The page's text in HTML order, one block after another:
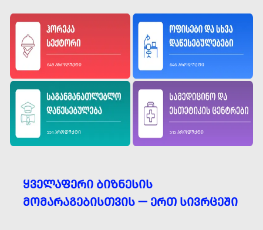
649 ᲞᲠᲝᲓᲣᲥᲢᲘ 646 ᲞᲠᲝᲓᲣᲥᲢᲘ
551 ᲞᲠᲝᲓᲣᲥᲢᲘ 515 ᲞᲠᲝᲓᲣᲥᲢᲘ
ᲧᲕᲔᲚᲐᲤᲔᲠᲘ ᲑᲘᲖᲜᲔᲡᲘᲡ
ᲛᲝᲛᲐᲠᲐᲒᲔᲑᲘᲡᲗᲕᲘᲡ — ᲔᲠᲗ ᲡᲘᲕᲠᲪᲔᲨᲘ